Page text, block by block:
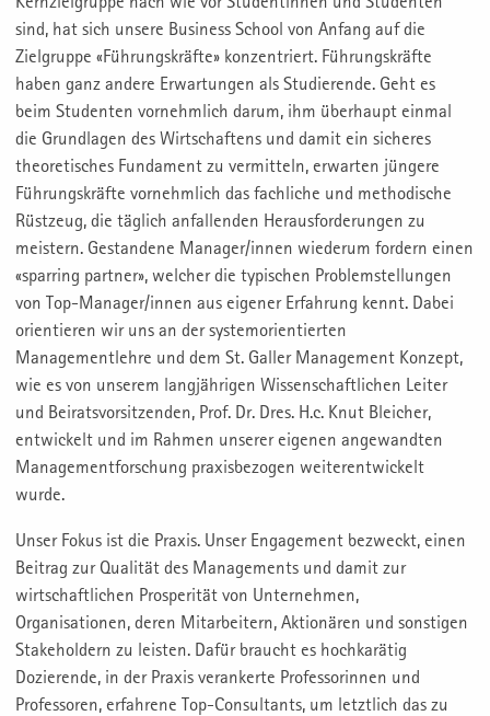
sind, hat sich unsere Business School von Anfang auf die
Zielgruppe «Führungskräfte» konzentriert. Führungskräfte
haben ganz andere Erwartungen als Studierende. Geht es
beim Studenten vornehmlich darum, ihm überhaupt einmal
die Grundlagen des Wirtschaftens und damit ein sicheres
theoretisches Fundament zu vermitteln, erwarten jüngere
Führungskräfte vornehmlich das fachliche und methodische
Rüstzeug, die täglich anfallenden Herausforderungen zu
meistern. Gestandene Manager/innen wiederum fordern einen
«sparring partner», welcher die typischen Problemstellungen
von Top-Manager/innen aus eigener Erfahrung kennt. Dabei
orientieren wir uns an der systemorientierten
Managementlehre und dem St. Galler Management Konzept,
wie es von unserem langjährigen Wissenschaftlichen Leiter
und Beiratsvorsitzenden, Prof. Dr. Dres. H.c. Knut Bleicher,
entwickelt und im Rahmen unserer eigenen angewandten
Managementforschung praxisbezogen weiterentwickelt
wurde.
Unser Fokus ist die Praxis. Unser Engagement bezweckt, einen
Beitrag zur Qualität des Managements und damit zur
wirtschaftlichen Prosperität von Unternehmen,
Organisationen, deren Mitarbeitern, Aktionären und sonstigen
Stakeholdern zu leisten. Dafür braucht es hochkarätig
Dozierende, in der Praxis verankerte Professorinnen und
Professoren, erfahrene Top-Consultants, um letztlich das zu